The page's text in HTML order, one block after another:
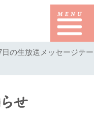
日の生放送メッセージテー